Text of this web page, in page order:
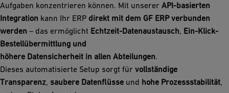
Aufgaben konzentrieren können. Mit unserer API-basierten
Integration kann Ihr ERP direkt mit dem GF ERP verbunden
werden – das ermöglicht Echtzeit-Datenaustausch, Ein-Klick-
Bestellübermittlung und
höhere Datensicherheit in allen Abteilungen.
Dieses automatisierte Setup sorgt für vollständige
Transparenz, saubere Datenflüsse und hohe Prozessstabilität,